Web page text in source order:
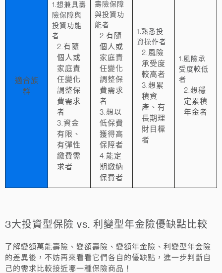
適合族
群
1.想兼具壽
險保障與
投資功能
者
2.有隨
個人或
家庭責
任變化
調整保
費需求
者
3.資金
有限、
有彈性
繳費需
求者
壽險保障
與投資功
能者
2.有隨
個人或
家庭責
任變化
調整保
費需求
者
3.想以
低保費
獲得高
保障者
4.能定
期繳納
保費者
1.熟悉投
資操作者
2.風險
承受度
較高者
3.想累
積資
產、有
長期理
財目標
者
1.風險承
受度較低
者
2.想穩
定累積
年金者
3大投資型保險 vs. 利變型年金險優缺點比較
了解變額萬能壽險、變額壽險、變額年金險、利變型年金險
的差異後，不妨再來看看它們各自的優缺點，進一步判斷自
己的需求比較接近哪一種保險商品！